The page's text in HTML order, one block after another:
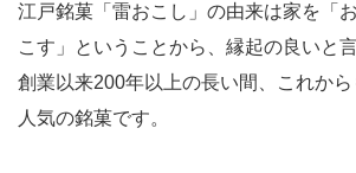
江戸銘菓「雷おこし」の由来は家を「
こす」ということから、縁起の良いと
創業以来200年以上の長い間、これか
人気の銘菓です。